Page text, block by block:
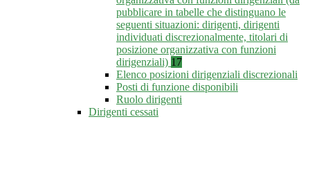
pubblicare in tabelle che distinguano le
seguenti situazioni: dirigenti, dirigenti
individuati discrezionalmente, titolari di
posizione organizzativa con funzioni
dirigenziali) 17
Elenco posizioni dirigenziali discrezionali
Posti di funzione disponibili
Ruolo dirigenti
Dirigenti cessati